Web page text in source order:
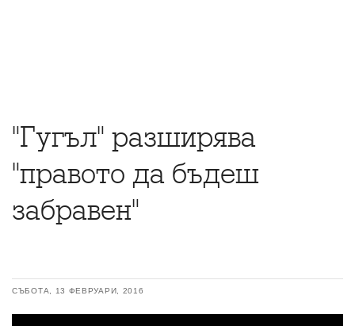
"Гугъл" разширява
"правото да бъдеш
забравен"
СЪБОТА, 13 ФЕВРУАРИ, 2016